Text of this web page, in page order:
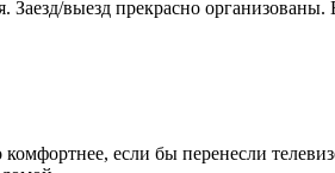
выезд прекрасно организованы.
если бы перенесли